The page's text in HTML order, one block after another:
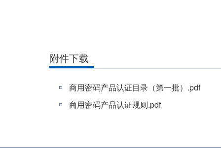
附件下载
商用密码产品认证目录（第一批）.pdf
商用密码产品认证规则.pdf